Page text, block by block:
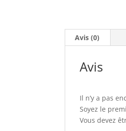
Avis (0)
Avis
Il n’y a pas
Soyez le
Vous devez